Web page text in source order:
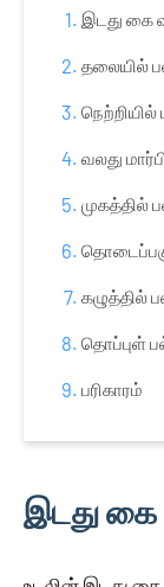
இடது கை
தலையில்
நெற்றியில்
வலது
முகத்தில்
கழுத்தில்
தொப்புள்
பரிகாரம்
இடது கை